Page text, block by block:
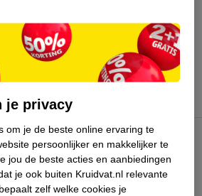
je privacy
om je de beste online ervaring te
persoonlijker en makkelijker te
jou de beste acties en aanbiedingen
je ook buiten Kruidvat.nl relevante
zelf welke cookies je